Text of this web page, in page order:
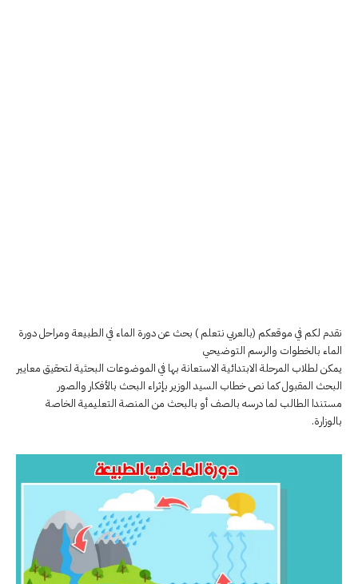
نقدم لكم في موقعكم (بالعربي نتعلم ) بحث عن دورة الماء في الطبيعة ومراحل دورة
الماء بالخطوات والرسم التوضيحي
يمكن لطلاب المرحلة الابتدائية الاستعانة بها في الموضوعات البحثية لتحقيق معايير
البحث المقبول كما نص خطاب السيد الوزير بإثراء البحث بالأفكار والصور
مستندا الطالب لما درسه بالصف أو بالبحث من المنصة التعليمية الخاصة
بالوزارة.